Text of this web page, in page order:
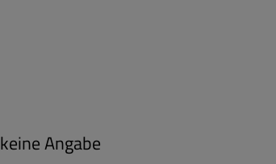
keine Angabe